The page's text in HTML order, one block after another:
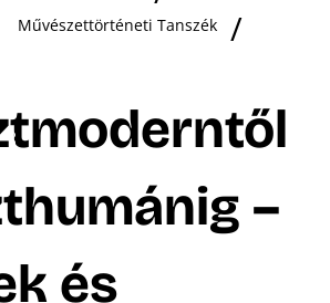
Művészettörténeti Tanszék
–
és